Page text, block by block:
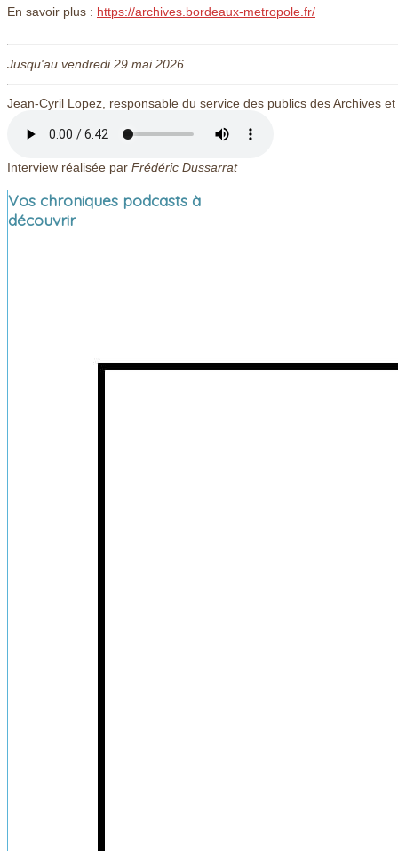
En savoir plus : https://archives.bordeaux-metropole.fr/
Jusqu'au vendredi 29 mai 2026.
Jean-Cyril Lopez, responsable du service des publics des Archives
Interview réalisée par Frédéric Dussarrat
Vos chroniques podcasts à
découvrir